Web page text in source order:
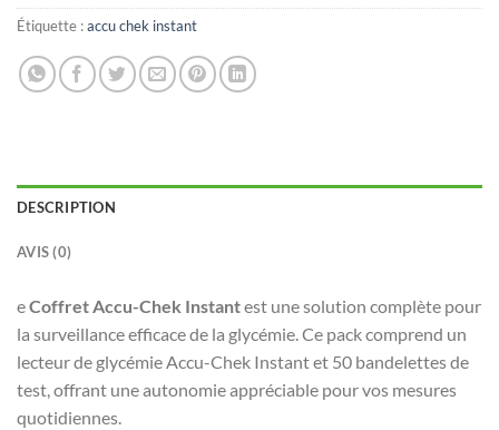
Étiquette :accu chek instant
DESCRIPTION
AVIS (0)
eCoffret Accu-Chek Instantest une solution complète pour
la surveillance efficace de la glycémie. Ce pack comprend un
lecteur de glycémie Accu-Chek Instant et 50 bandelettes de
test, offrant une autonomie appréciable pour vos mesures
quotidiennes.